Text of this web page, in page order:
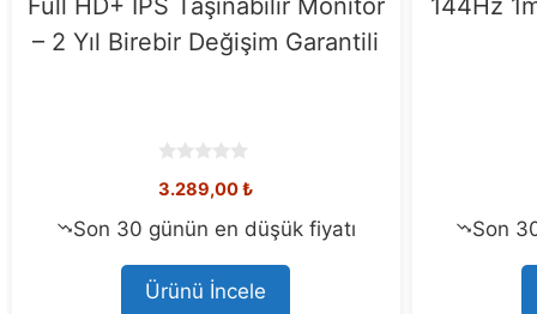
60Hz 1ms Full HD OLED Type-C
Taşınabilir Monitör
o
t
o
5.199,00₺
Son 30 günün en düşük fiyatı
Ürünü İncele
120Hz
Son